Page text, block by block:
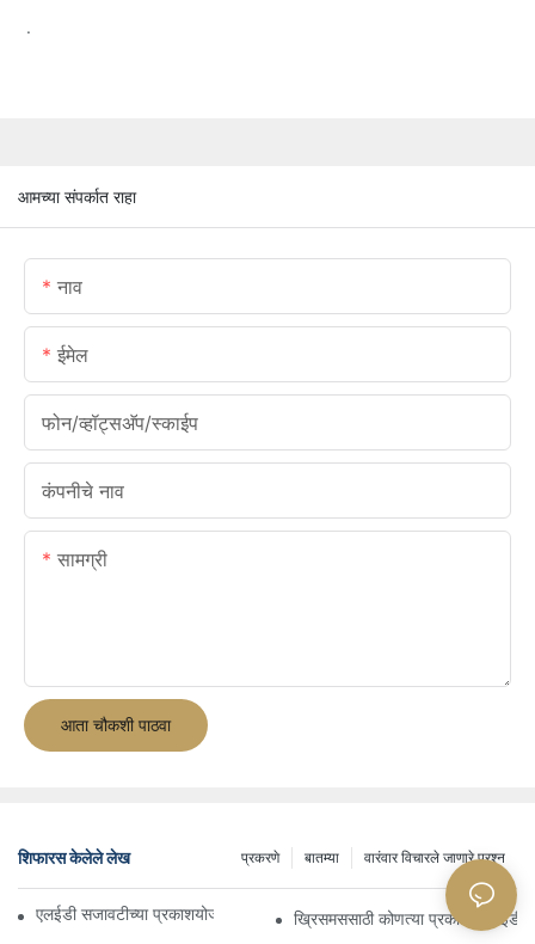
.
आमच्या संपर्कात राहा
नाव
ईमेल
फोन/व्हॉट्सअ‍ॅप/स्काईप
कंपनीचे नाव
सामग्री
आता चौकशी पाठवा
शिफारस केलेले लेख वारंवार विचारले जाणारे प्रश्न
बातम्या
प्रकरणे
एलईडी सजावटीच्या प्रकाशयोजना निवडण्यासाठी अंतिम मार्गदर्शक
ख्रिसमससाठी कोणत्या प्रकारचे एलईडी